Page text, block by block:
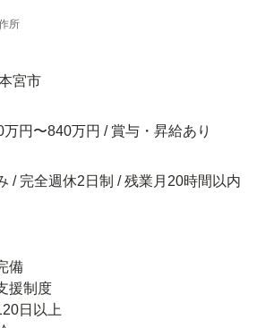
所
宮市
円〜840万円 / 賞与・昇給あり
/ 完全週休2日制 / 残業月20時間以内
備
援制度
日以上